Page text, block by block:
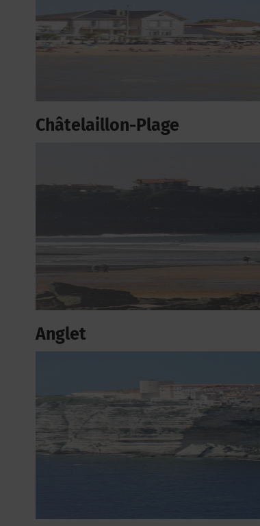
Châtelaillon-Plage
Anglet